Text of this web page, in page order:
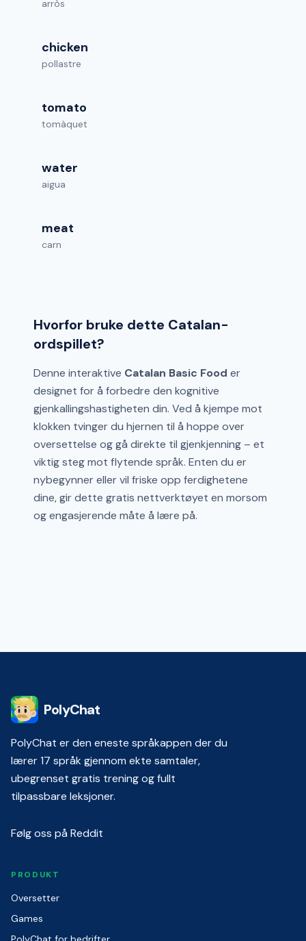
arròs
chicken
pollastre
tomato
tomàquet
water
aigua
meat
carn
Hvorfor bruke dette Catalan-
ordspillet?
Denne interaktive Catalan Basic Food er
designet for å forbedre den kognitive
gjenkallingshastigheten din. Ved å kjempe mot
klokken tvinger du hjernen til å hoppe over
oversettelse og gå direkte til gjenkjenning – et
viktig steg mot flytende språk. Enten du er
nybegynner eller vil friske opp ferdighetene
dine, gir dette gratis nettverktøyet en morsom
og engasjerende måte å lære på.
PolyChat
PolyChat er den eneste språkappen der du
lærer 17 språk gjennom ekte samtaler,
ubegrenset gratis trening og fullt
tilpassbare leksjoner.
Følg oss på Reddit
PRODUKT
Oversetter
Games